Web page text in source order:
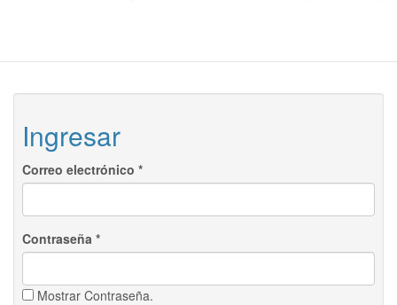
Ingresar
Correo electrónico *
Contraseña *
Mostrar Contraseña.